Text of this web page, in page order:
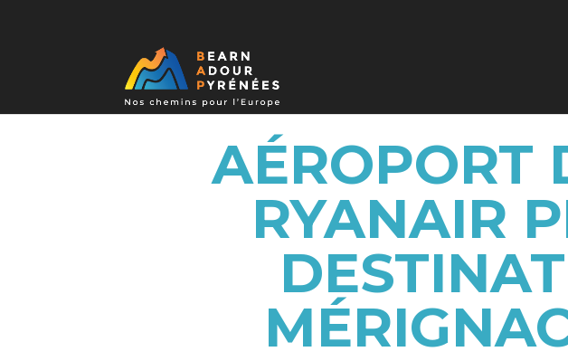
AÉROPORT
RYANAIR